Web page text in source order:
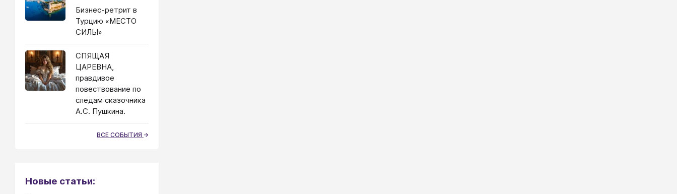
Бизнес-ретрит в
Турцию «МЕСТО
СИЛЫ»
СПЯЩАЯ
ЦАРЕВНА,
правдивое
повествование по
следам сказочника
А.С. Пушкина.
ВСЕ СОБЫТИЯ
Новые статьи: